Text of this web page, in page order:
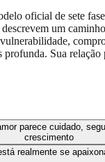
oficial de sete
um
Sua relação
parece cuidado,
crescimento
realmente se